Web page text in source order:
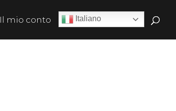
Il mio conto Italiano